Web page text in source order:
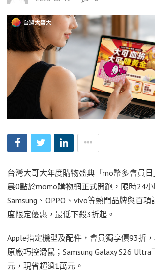
台灣大哥大年度購物盛典「mo幣多會員
晨0點於momo購物網正式開跑，限時24小
Samsung、OPPO、vivo等熱門品牌與百
度限定優惠，最低下殺3折起。
Apple指定機型及配件，會員獨享價93折
原廠巧控滑鼠；Samsung Galaxy S26
元，現省超過1萬元。